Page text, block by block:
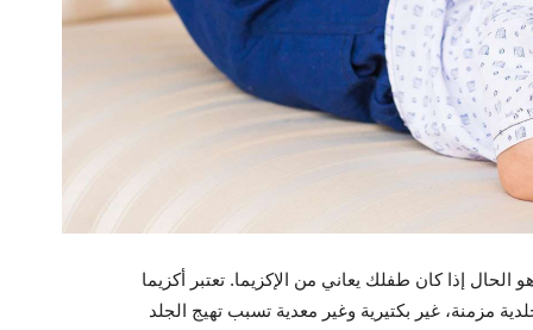
إذا كان طفلك يعاني من الإكزيما. تعتبر أكزيما
مزمنة، غير بكتيرية وغير معدية تسبب تهيج الجلد